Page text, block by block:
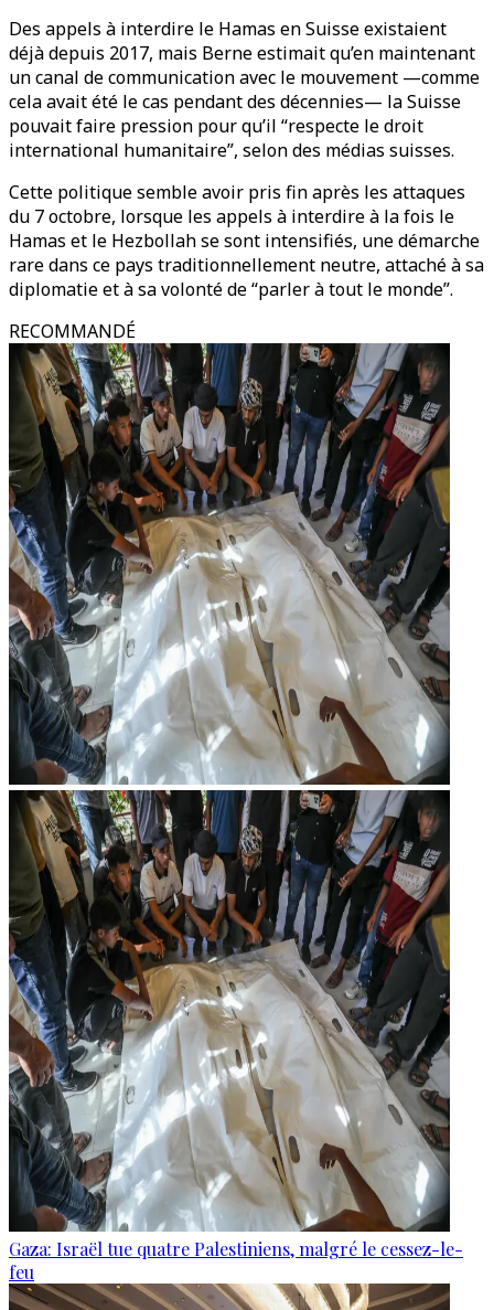
Des appels à interdire le Hamas en Suisse existaient
déjà depuis 2017, mais Berne estimait qu’en maintenant
un canal de communication avec le mouvement —comme
cela avait été le cas pendant des décennies— la Suisse
pouvait faire pression pour qu’il “respecte le droit
international humanitaire”, selon des médias suisses.
Cette politique semble avoir pris fin après les attaques
du 7 octobre, lorsque les appels à interdire à la fois le
Hamas et le Hezbollah se sont intensifiés, une démarche
rare dans ce pays traditionnellement neutre, attaché à sa
diplomatie et à sa volonté de “parler à tout le monde”.
RECOMMANDÉ
Gaza: Israël tue quatre Palestiniens, malgré le cessez-le-
feu